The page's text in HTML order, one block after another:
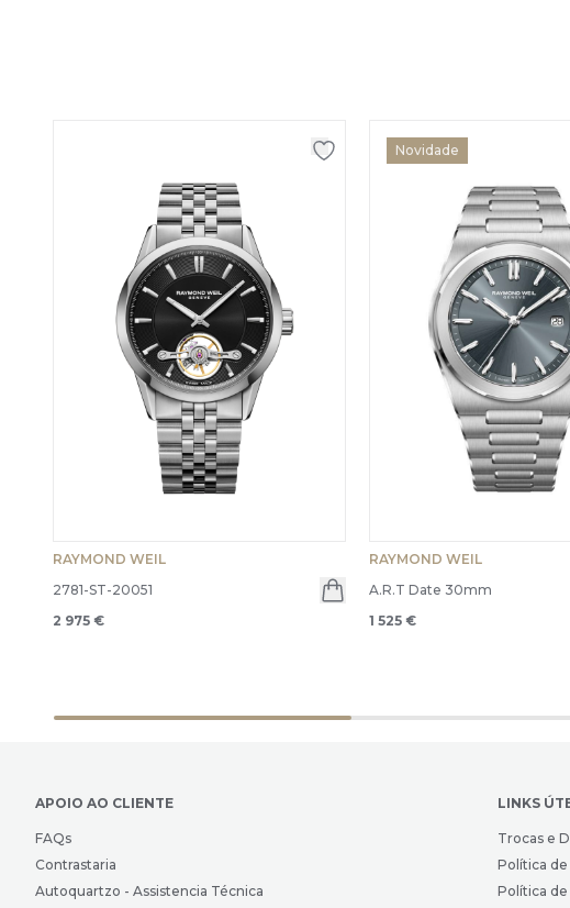
RAYMOND WEIL
2781-ST-20051
2 975 €
Novidade
RAYMOND WEIL
A.R.T Date 30mm
1 525 €
APOIO AO CLIENTE
FAQs
Contrastaria
Autoquartzo - Assistencia Técnica
LINKS
Trocas e
Política
Política de